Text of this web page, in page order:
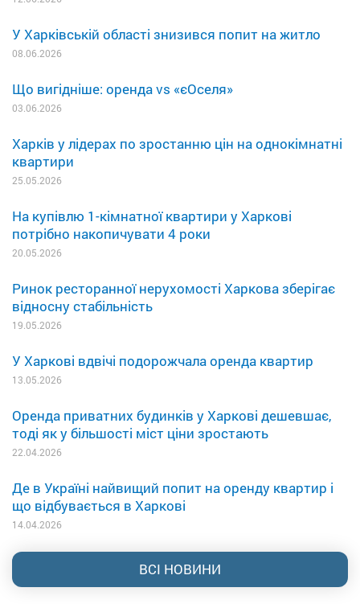
У Харківській області знизився попит на житло
08.06.2026
Що вигідніше: оренда vs «єОселя»
03.06.2026
Харків у лідерах по зростанню цін на однокімнатні
квартири
25.05.2026
На купівлю 1-кімнатної квартири у Харкові
потрібно накопичувати 4 роки
20.05.2026
Ринок ресторанної нерухомості Харкова зберігає
відносну стабільність
19.05.2026
У Харкові вдвічі подорожчала оренда квартир
13.05.2026
Оренда приватних будинків у Харкові дешевшає,
тоді як у більшості міст ціни зростають
22.04.2026
Де в Україні найвищий попит на оренду квартир і
що відбувається в Харкові
14.04.2026
ВСІ НОВИНИ